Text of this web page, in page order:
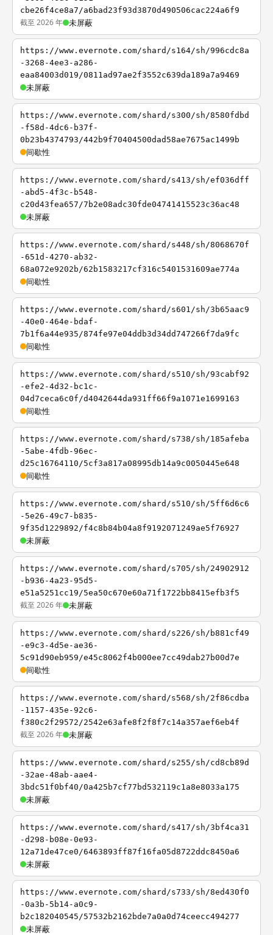
cbe26f4ce8a7/a6bad23f93d3870d490506cac224a6f9
截至 2026 年 未屏蔽
https://www.evernote.com/shard/s164/sh/996cdc8a
-3268-4ee3-a286-
eaa84003d019/0811ad97ae2f3552c639da189a7a9469
未屏蔽
https://www.evernote.com/shard/s300/sh/8580fdbd
-f58d-4dc6-b37f-
0b23b4374793/442b9f70404500dad58ae7675ac1499b
间歇性
https://www.evernote.com/shard/s413/sh/ef036dff
-abd5-4f3c-b548-
c20d43fea657/7b2e08adc30fde04741415523c36ac48
未屏蔽
https://www.evernote.com/shard/s448/sh/8068670f
-651d-4270-ab32-
68a072e9202b/62b1583217cf316c5401531609ae774a
间歇性
https://www.evernote.com/shard/s601/sh/3b65aac9
-40e0-464e-bdaf-
7b1f6a44e935/874fe97e04ddb3d34dd747266f7da9fc
间歇性
https://www.evernote.com/shard/s510/sh/93cabf92
-efe2-4d32-bc1c-
04d7ceca6c0f/d4042644da931ff66f9a1071e1699163
间歇性
https://www.evernote.com/shard/s738/sh/185afeba
-5abe-4fdb-96ec-
d25c16764110/5cf3a817a08995db14a9c0050445e648
间歇性
https://www.evernote.com/shard/s510/sh/5ff6d6c6
-5e26-49c7-b835-
9f35d1229892/f4c8b84b04a8f9192071249ae5f76927
未屏蔽
https://www.evernote.com/shard/s705/sh/24902912
-b936-4a23-95d5-
e51a5251cc19/5ea50c670e60a71f1722bb8415efb3f5
截至 2026 年 未屏蔽
https://www.evernote.com/shard/s226/sh/b881cf49
-e9c3-4d5e-ae36-
5c91d90eb959/e45c8062f4b000ee7cc49dab27b00d7e
间歇性
https://www.evernote.com/shard/s568/sh/2f86cdba
-1157-435e-92c6-
f380c2f29572/2542e63afe8f2f8f7c14a357aef6eb4f
截至 2026 年 未屏蔽
https://www.evernote.com/shard/s255/sh/cd8cb89d
-32ae-48ab-aae4-
3bdc51f0bf40/0a425b7cf77bd532119c1a8e8033a175
未屏蔽
https://www.evernote.com/shard/s417/sh/3bf4ca31
-d298-b08e-0e93-
12a71de47ce0/6463893ff87f16fa05d8722ddc8450a6
未屏蔽
https://www.evernote.com/shard/s733/sh/8ed430f0
-0a3b-5b14-a0c9-
b2c182040545/57532b2162bde7a0a0d74ceecc494277
未屏蔽